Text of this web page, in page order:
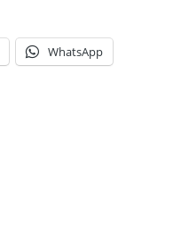
WhatsApp